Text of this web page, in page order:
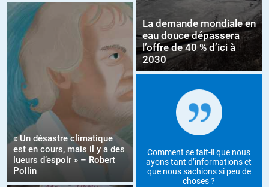
« Un désastre climatique
est en cours, mais il y a des
lueurs d’espoir » – Robert
Pollin
La demande mondiale en
eau douce dépassera
l’offre de 40 % d’ici à
2030
Comment se fait-il que nous
ayons tant d’informations et
que nous sachions si peu de
choses ?